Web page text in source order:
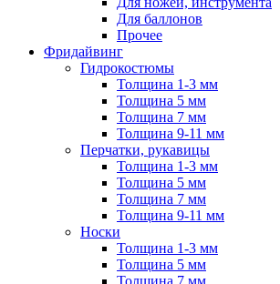
Для баллонов
Прочее
Фридайвинг
Гидрокостюмы
Толщина 1-3 мм
Толщина 5 мм
Толщина 7 мм
Толщина 9-11 мм
Перчатки, рукавицы
Толщина 1-3 мм
Толщина 5 мм
Толщина 7 мм
Толщина 9-11 мм
Носки
Толщина 1-3 мм
Толщина 5 мм
Толщина 7 мм